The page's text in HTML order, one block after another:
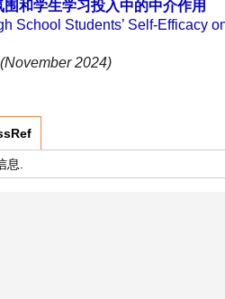
和学生学习投入中的中介作用
School Students’ Self-Efficacy
2024)
息.